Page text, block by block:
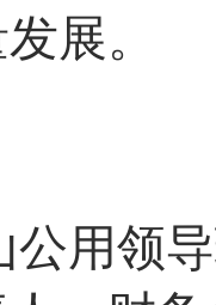
展。
公用领